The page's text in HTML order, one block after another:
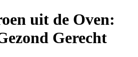
uit de Oven:
Gerecht